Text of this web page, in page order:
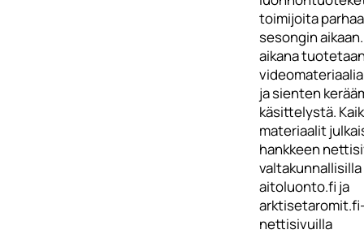
toimijoita
sesongin
aikana
ja sienten
käsittelystä.
materiaalit
hankkeen
valtakunnallisilla
aitoluonto.fi ja
nettisivuilla